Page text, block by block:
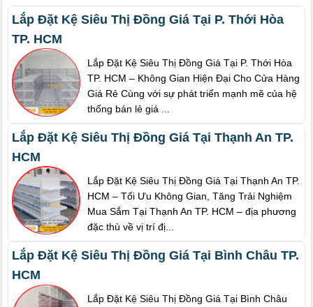
Lắp Đặt Kệ Siêu Thị Đồng Giá Tại P. Thới Hòa
TP. HCM
Lắp Đặt Kệ Siêu Thị Đồng Giá Tại P. Thới Hòa
TP. HCM – Không Gian Hiện Đại Cho Cửa Hàng
Giá Rẻ Cùng với sự phát triển mạnh mẽ của hệ
thống bán lẻ giá ...
Lắp Đặt Kệ Siêu Thị Đồng Giá Tại Thạnh An TP.
HCM
Lắp Đặt Kệ Siêu Thị Đồng Giá Tại Thạnh An TP.
HCM – Tối Ưu Không Gian, Tăng Trải Nghiệm
Mua Sắm Tại Thạnh An TP. HCM – địa phương
đặc thù về vị trí đị...
Lắp Đặt Kệ Siêu Thị Đồng Giá Tại Bình Châu TP.
HCM
Lắp Đặt Kệ Siêu Thị Đồng Giá Tại Bình Châu